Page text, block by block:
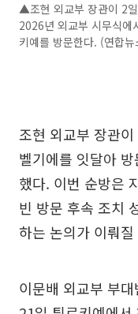
▲조현 외교부 장관이 2
2026년 외교부 시무식에
키예를 방문한다. (연합뉴
조현 외교부 장관
벨기에를 잇달아
했다. 이번 순방은
빈 방문 후속 조치
하는 논의가 이뤄
이문배 외교부 부